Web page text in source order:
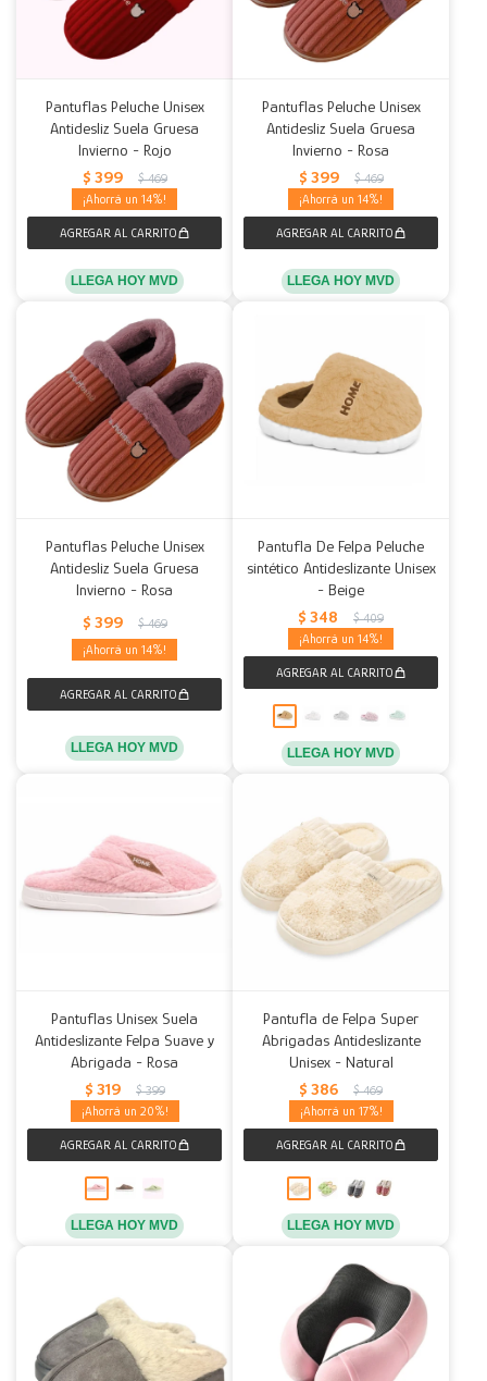
Pantuflas Peluche Unisex
Antidesliz Suela Gruesa
Invierno - Rojo
$ 399 $ 469
14
LLEGA HOY MVD
Pantuflas Peluche Unisex
Antidesliz Suela Gruesa
Invierno - Rosa
$ 399 $ 469
14
LLEGA HOY MVD
Pantuflas Peluche Unisex
Antidesliz Suela Gruesa
Invierno - Rosa
$ 399 $ 469
14
LLEGA HOY MVD
Pantufla De Felpa Peluche
sintético Antideslizante Unisex
- Beige
$ 348 $ 409
14
LLEGA HOY MVD
Pantuflas Unisex Suela
Antideslizante Felpa Suave y
Abrigada - Rosa
$ 319 $ 399
20
LLEGA HOY MVD
Pantufla de Felpa Super
Abrigadas Antideslizante
Unisex - Natural
$ 386 $ 469
17
LLEGA HOY MVD